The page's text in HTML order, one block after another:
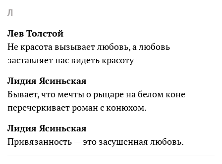
Л
Лев Толстой
Не красота вызывает любовь, а любовь
заставляет нас видеть красоту
Лидия Ясиньская
Бывает, что мечты о рыцаре на белом коне
перечеркивает роман с конюхом.
Лидия Ясиньская
Привязанность — это засушенная любовь.